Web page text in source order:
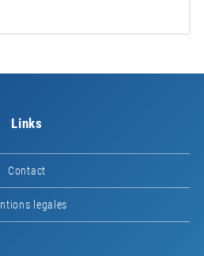
Links
Contact
legales